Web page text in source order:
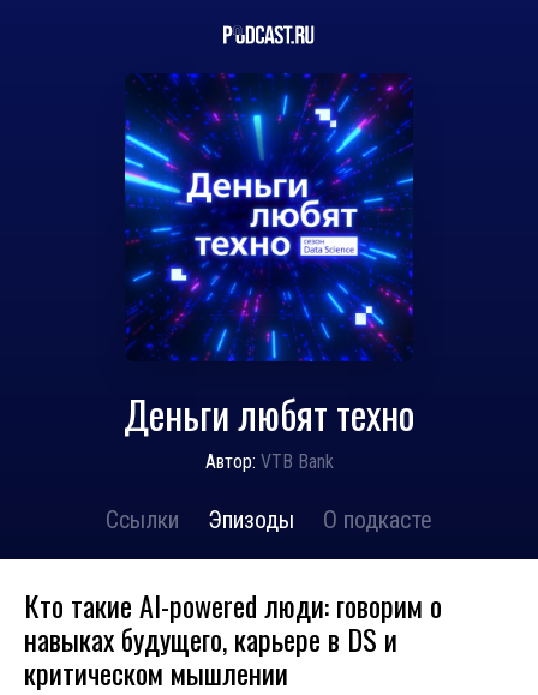
Деньги любят техно
Автор: VTB Bank
Ссылки Эпизоды О подкасте
Кто такие AI-powered люди: говорим о
навыках будущего, карьере в DS и
критическом мышлении